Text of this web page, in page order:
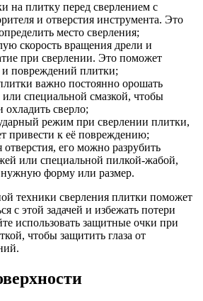
на плитку перед сверлением с
и отверстия инструмента. Это
место сверления;
скорость вращения дрели и
при сверлении. Это поможет
и повреждений плитки;
важно постоянно орошать
или специальной смазкой, чтобы
охладить сверло;
режим при сверлении плитки,
привести к её повреждению;
отверстия, его можно разрубить
или специальной пилкой-жабой,
форму или размер.
техники сверления плитки поможет
с этой задачей и избежать потери
использовать защитные очки при
чтобы защитить глаза от